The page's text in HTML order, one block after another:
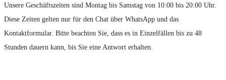
Unsere Geschäftszeiten sind Montag bis Samstag von 10:00 bis 20:00 Uhr.
Diese Zeiten gelten nur für den Chat über WhatsApp und das
Kontaktformular. Bitte beachten Sie, dass es in Einzelfällen bis zu 48
Stunden dauern kann, bis Sie eine Antwort erhalten.